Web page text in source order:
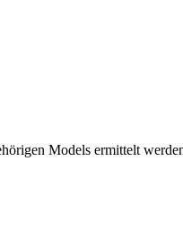
Models ermittelt